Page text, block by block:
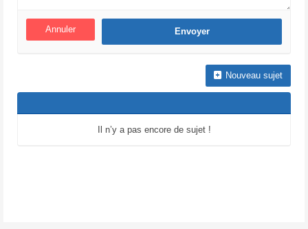
Annuler
Nouveau sujet
Il n’y a pas encore de sujet !